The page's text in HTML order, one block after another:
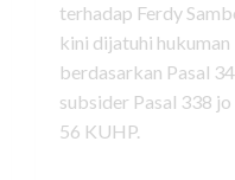
terhadap Ferdy
kini dijatuhi hukuman
berdasarkan Pasal
subsider Pasal 338 jo
56 KUHP.